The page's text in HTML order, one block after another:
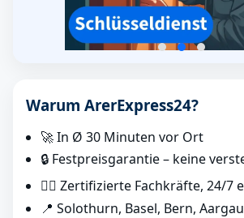
Warum ArerExpress24?
🚀 In Ø 30 Minuten vor Ort
🔒 Festpreisgarantie – keine
👷‍♂️ Zertifizierte Fachkräfte, 24/7
📍 Solothurn, Basel, Bern, Aargau